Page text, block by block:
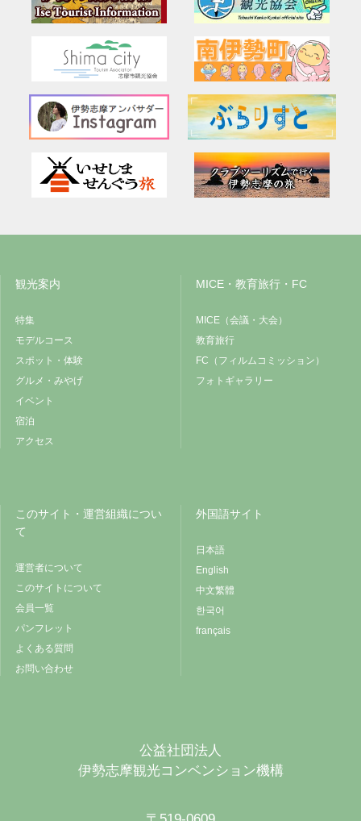
観光案内
特集
モデルコース
スポット・体験
グルメ・みやげ
イベント
宿泊
アクセス
MICE・教育旅行・FC
MICE（会議・大会）
教育旅行
FC（フィルムコミッション）
フォトギャラリー
このサイト・運営組織につい
て
運営者について
このサイトについて
会員一覧
パンフレット
よくある質問
お問い合わせ
外国語サイト
日本語
English
中文繁體
한국어
français
公益社団法人
伊勢志摩観光コンベンション機構